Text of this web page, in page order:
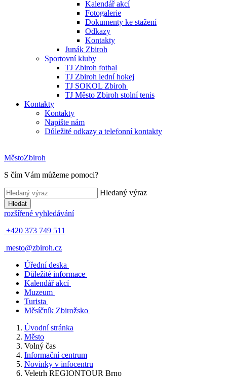
Kalendář akcí
Fotogalerie
Dokumenty ke stažení
Odkazy
Kontakty
Junák Zbiroh
Sportovní kluby
TJ Zbiroh fotbal
TJ Zbiroh lední hokej
TJ SOKOL Zbiroh
TJ Město Zbiroh stolní tenis
Kontakty
Kontakty
Napište nám
Důležité odkazy a telefonní kontakty
MěstoZbiroh
S čím Vám můžeme pomoci?
Hledaný výraz
Hledat
rozšířené vyhledávání
+420 373 749 511
mesto@zbiroh.cz
Úřední deska
Důležité informace
Kalendář akcí
Muzeum
Turista
Měsíčník Zbirožsko
Úvodní stránka
Město
Volný čas
Informační centrum
Novinky v infocentru
Veletrh REGIONTOUR Brno